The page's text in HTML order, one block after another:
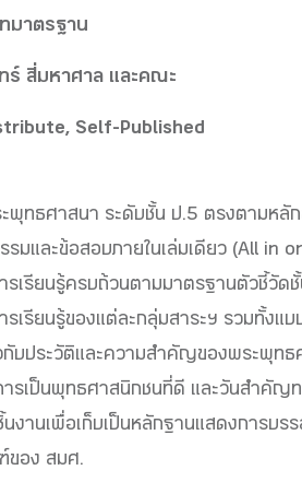
มาตรฐาน
ร์ สี่มหาศาล และคณะ
Self-Published
พุทธศาสนา ระดับชั้น ป.5 ตรงตามหลั
รมและข้อสอบภายในเล่มเดียว (All in
รเรียนรู้ครบถ้วนตามมาตรฐานตัวชี้วัด
เรียนรู้ของแต่ละกลุ่มสาระฯ รวมทั้งแ
กับประวัติและความสำคัญของพระพุท
ารเป็นพุทธศาสนิกชนที่ดี และวันสำคัญ
งานเพื่อเก็บเป็นหลักฐานแสดงการบร
ของ สมศ.